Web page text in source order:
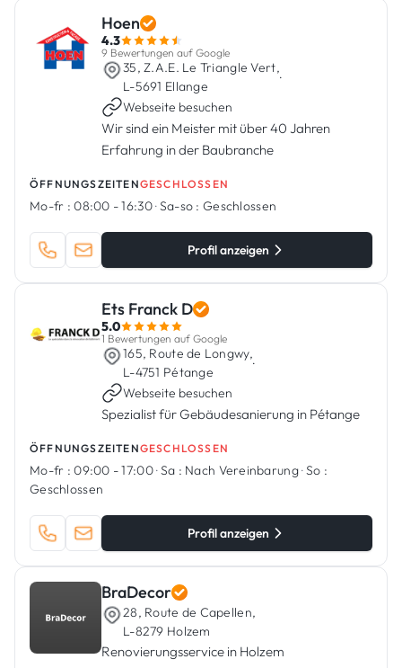
Hoen
4.3
9 Bewertungen auf Google
35, Z.A.E. Le Triangle Vert,
L-5691 Ellange
·
Webseite besuchen
Wir sind ein Meister mit über 40 Jahren
Erfahrung in der Baubranche
ÖFFNUNGSZEITENGESCHLOSSEN
Mo-fr : 08:00 - 16:30·Sa-so : Geschlossen
Profil anzeigen
Ets Franck D
5.0
1 Bewertungen auf Google
165, Route de Longwy,
L-4751 Pétange
·
Webseite besuchen
Spezialist für Gebäudesanierung in Pétange
ÖFFNUNGSZEITENGESCHLOSSEN
Mo-fr : 09:00 - 17:00·Sa : Nach Vereinbarung·So :
Geschlossen
Profil anzeigen
BraDecor
28, Route de Capellen,
L-8279 Holzem
Renovierungsservice in Holzem